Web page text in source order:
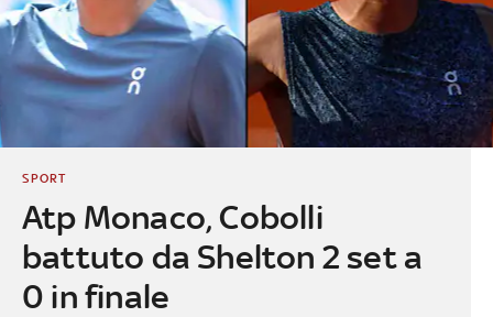
Atp Monaco, Cobolli
battuto da Shelton 2 set a
0 in finale
SPORT